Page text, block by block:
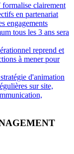
clairement
en partenariat
engagements
tous les 3 ans sera
reprend et
à mener pour
d'animation
sur site,